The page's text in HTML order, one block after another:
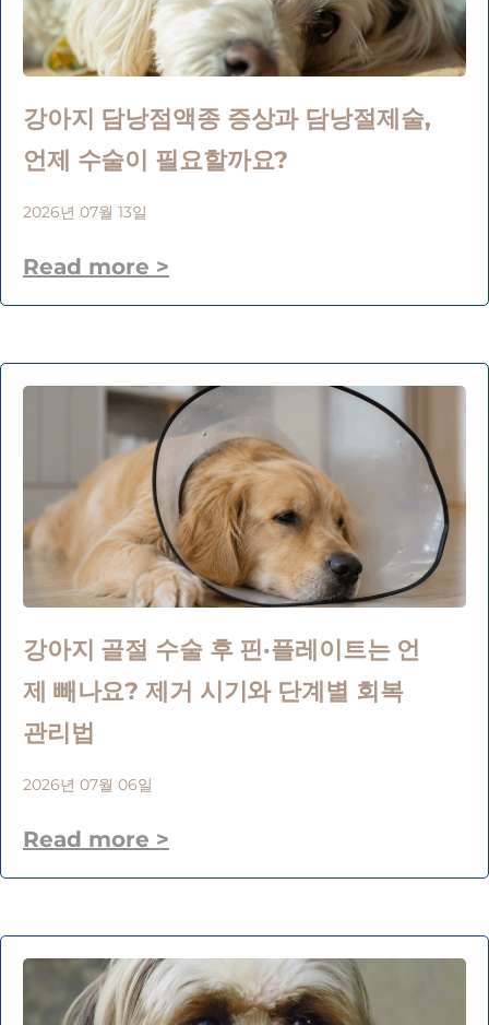
강아지 담낭점액종 증상과 담낭절제술,
언제 수술이 필요할까요?
2026년 07월 13일
Read more >
강아지 골절 수술 후 핀·플레이트는 언
제 빼나요? 제거 시기와 단계별 회복
관리법
2026년 07월 06일
Read more >